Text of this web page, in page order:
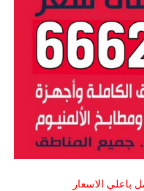
باعلي الاسعار